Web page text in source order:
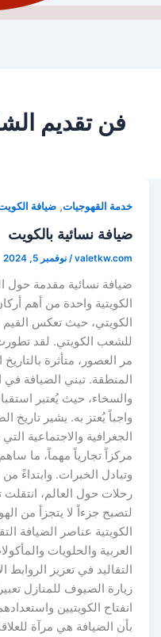
فن تقديم
خدمة القهوجيات,ضيافة
ضيافة نسائية بالكويت
valetkw.com
/نوفمبر 5, 2024
ضيافة نسائية مقدمة حول
الكويتية واحدة من أهم
الكويتي، حيث تعكس القيم
للشعب الكويتي. لقد
مر العصور، متأثرة
المنطقة. تبني الضيافة
والسخاء، حيث يُعتبر
واجباً يُعتز به. يشير تاريخ
الجغرافية والاجتماعية
مركزاً تجارياً مهماً، ما
وتبادل الخبرات. وابتداءً
رحلات حول العالم، انتقلت
لتصبح جزءاً لا يتجزأ من
الكويتية عناصر الضيافة
العربية والحلويات
التقاليد في تعزيز الروابط
زيارة الضيوف للمنازل
انفتاح الكويتيين
بأن الضيافة هي مرآة